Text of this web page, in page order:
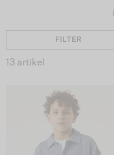
FILTER
13 artikel